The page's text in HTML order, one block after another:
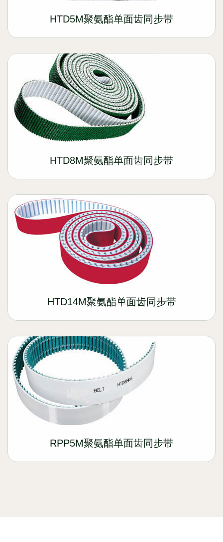
HTD5M聚氨酯单面齿同步带
HTD8M聚氨酯单面齿同步带
HTD14M聚氨酯单面齿同步带
RPP5M聚氨酯单面齿同步带